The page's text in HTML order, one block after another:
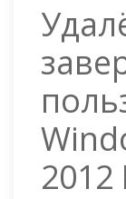
2012